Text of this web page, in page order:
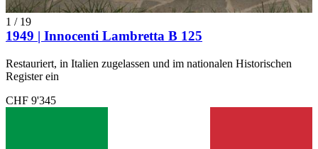
1 / 19
1949 | Innocenti Lambretta B 125
Restauriert, in Italien zugelassen und im nationalen Historischen
Register ein
CHF 9'345